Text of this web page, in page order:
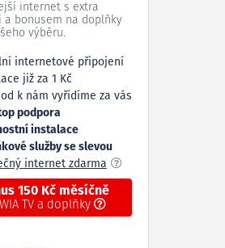
internet s extra
a bonusem na doplňky
výběru.
internetové připojení
již za 1 Kč
k nám vyřídíme za vás
podpora
instalace
služby se slevou
internet zdarma
150 Kč měsíčně
TV a doplňky